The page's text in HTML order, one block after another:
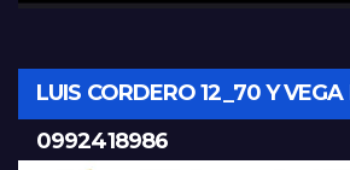
LUIS CORDERO 12_70 Y
0992418986